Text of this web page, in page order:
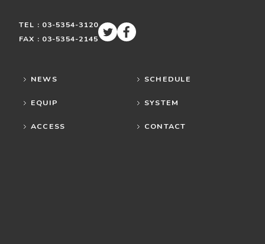
TEL : 03-5354-3120
FAX : 03-5354-2145
NEWS SCHEDULE
EQUIP SYSTEM
ACCESS CONTACT